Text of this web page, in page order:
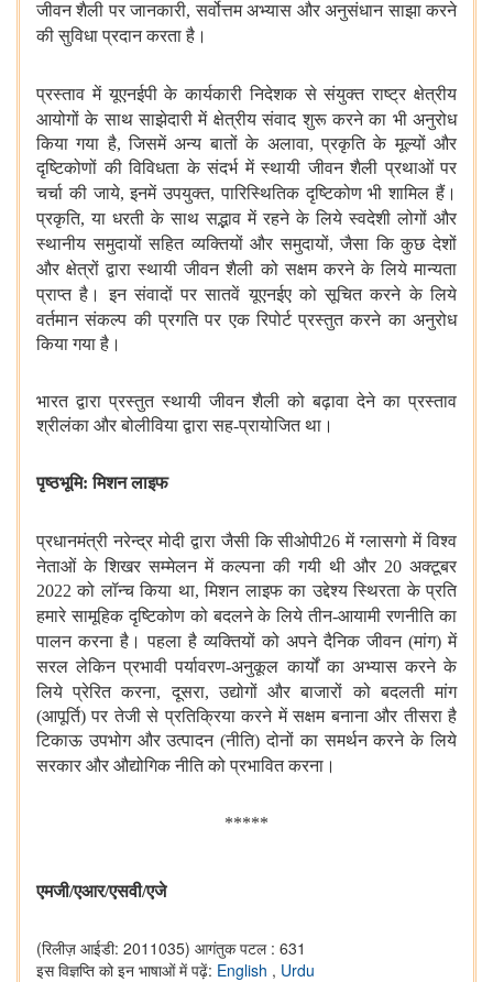
जीवन शैली पर जानकारी,सर्वोत्तम अभ्यास और अनुसंधान साझा करने
की सुविधा प्रदान करता है।
प्रस्ताव में यूएनईपी के कार्यकारी निदेशक से संयुक्त राष्ट्र क्षेत्रीय
आयोगों के साथ साझेदारी में क्षेत्रीय संवाद शुरू करने का भी अनुरोध
किया गया है,जिसमें अन्य बातों के अलावा,प्रकृति के मूल्यों और
दृष्टिकोणों की विविधता के संदर्भ में स्थायी जीवन शैली प्रथाओं पर
चर्चा की जाये,इनमें उपयुक्त,पारिस्थितिक दृष्टिकोण भी शामिल हैं।
प्रकृति,या धरती के साथ सद्भाव में रहने के लिये स्वदेशी लोगों और
स्थानीय समुदायों सहित व्यक्तियों और समुदायों,जैसा कि कुछ देशों
और क्षेत्रों द्वारा स्थायी जीवन शैली को सक्षम करने के लिये मान्यता
प्राप्त है। इन संवादों पर सातवें यूएनईए को सूचित करने के लिये
वर्तमान संकल्प की प्रगति पर एक रिपोर्ट प्रस्तुत करने का अनुरोध
किया गया है।
भारत द्वारा प्रस्तुत स्थायी जीवन शैली को बढ़ावा देने का प्रस्ताव
श्रीलंका और बोलीविया द्वारा सह-प्रायोजित था।
पृष्ठभूमि: मिशन लाइफ
प्रधानमंत्री नरेन्द्र मोदी द्वारा जैसी कि सीओपी26में ग्लासगो में विश्व
नेताओं के शिखर सम्मेलन में कल्पना की गयी थी और 20 अक्टूबर
2022को लॉन्च किया था,मिशन लाइफ का उद्देश्य स्थिरता के प्रति
हमारे सामूहिक दृष्टिकोण को बदलने के लिये तीन-आयामी रणनीति का
पालन करना है। पहला है व्यक्तियों को अपने दैनिक जीवन (मांग) में
सरल लेकिन प्रभावी पर्यावरण-अनुकूल कार्यों का अभ्यास करने के
लिये प्रेरित करना,दूसरा,उद्योगों और बाजारों को बदलती मांग
(आपूर्ति) पर तेजी से प्रतिक्रिया करने में सक्षम बनाना और तीसरा है
टिकाऊ उपभोग और उत्पादन (नीति) दोनों का समर्थन करने के लिये
सरकार और औद्योगिक नीति को प्रभावित करना।
*****
एमजी/एआर/एसवी/एजे
(रिलीज़ आईडी: 2011035) आगंतुक पटल : 631
इस विज्ञप्ति को इन भाषाओं में पढ़ें: English , Urdu